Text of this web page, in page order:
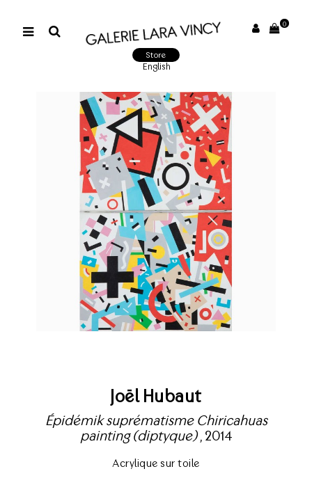
0
Store
English
Joël Hubaut
Épidémik suprématisme Chiricahuas
painting (diptyque), 2014
Acrylique sur toile